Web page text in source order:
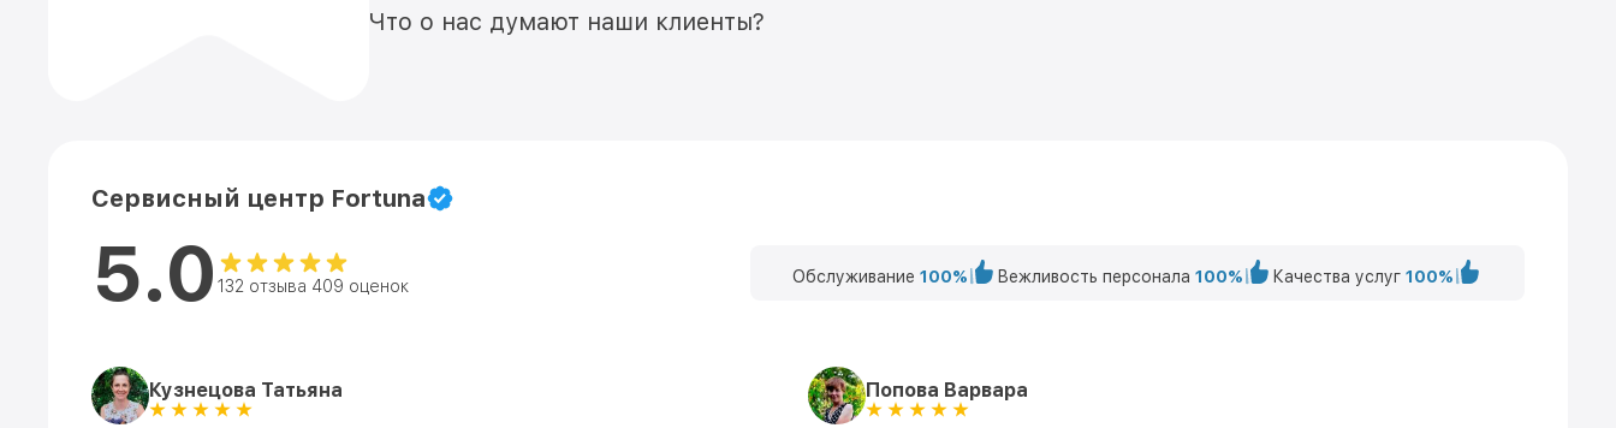
Что о нас думают наши клиенты?
Сервисный центр Fortuna
5.0 132 отзыва 409 оценок Обслуживание 100% Вежливость персонала 100% Качества услуг 100%
Кузнецова Татьяна Попова Варвара